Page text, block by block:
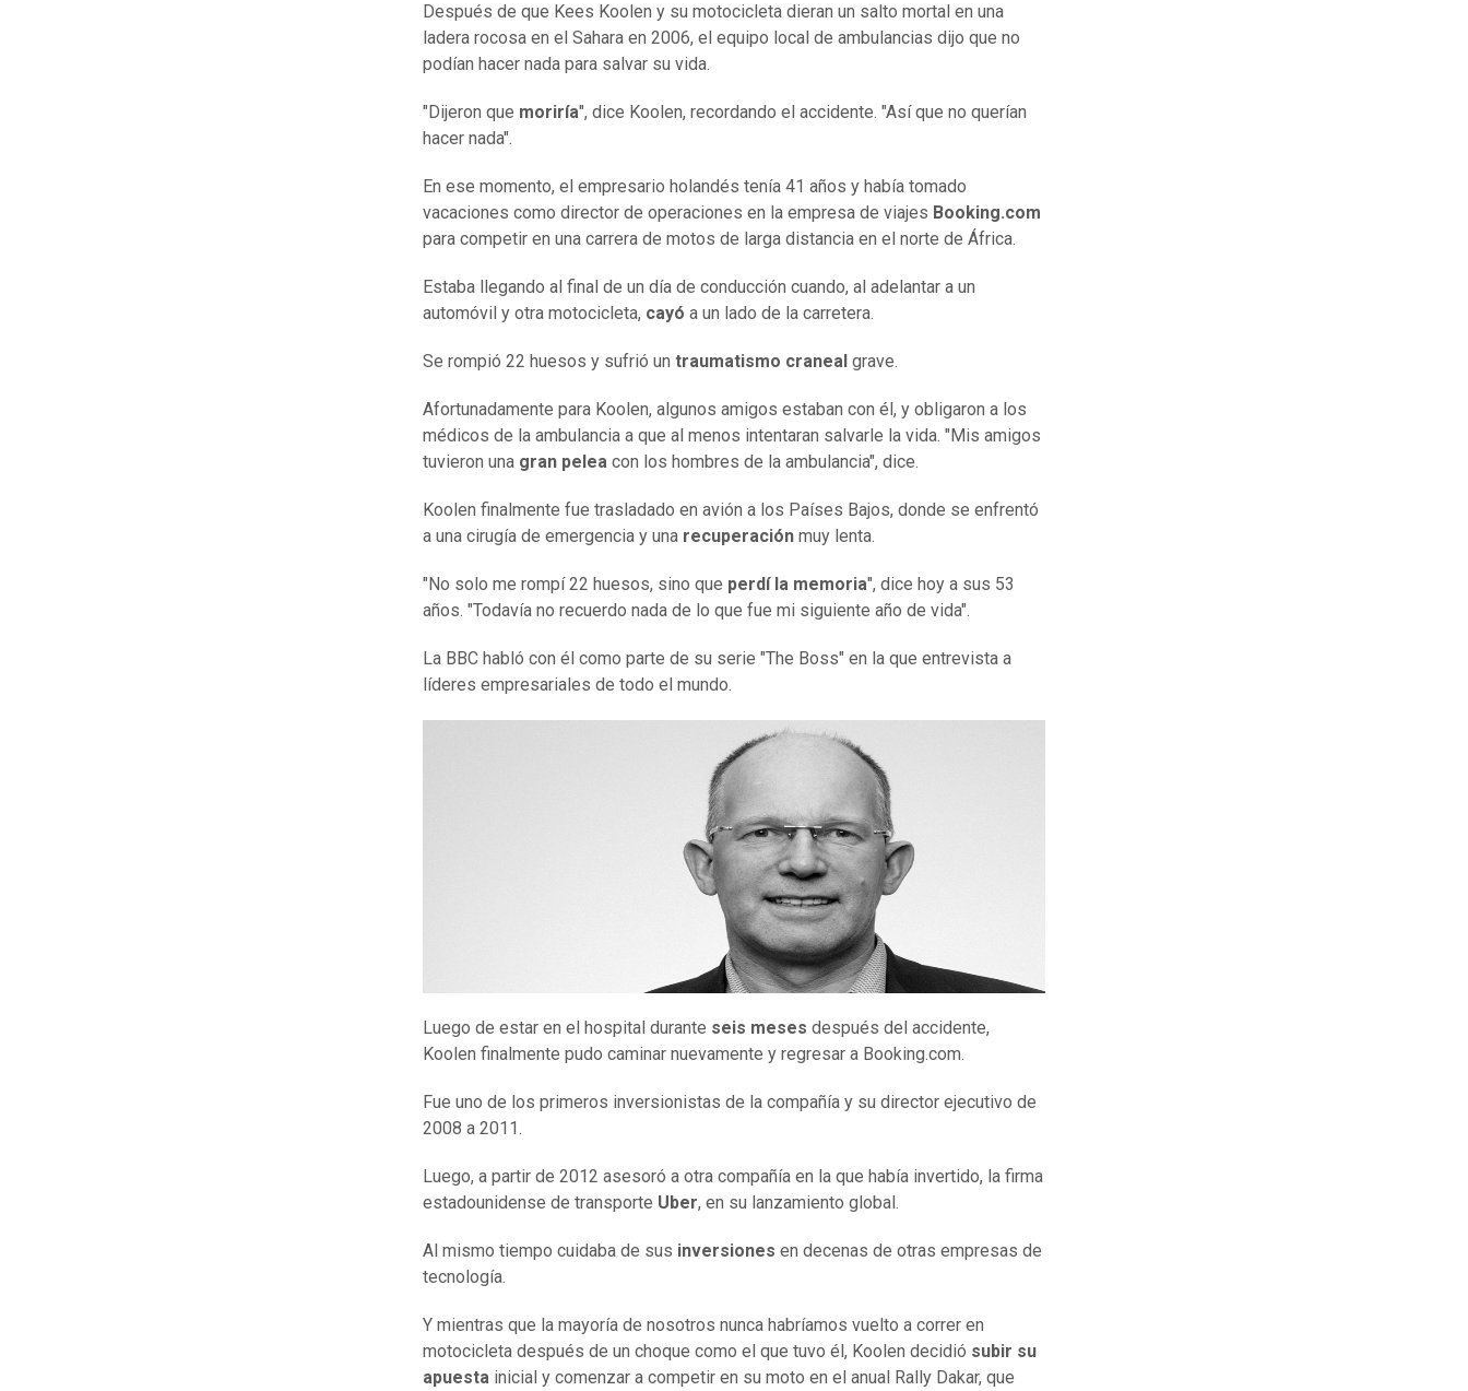
Después de que Kees Koolen y su motocicleta dieran un salto mortal en una
ladera rocosa en el Sahara en 2006, el equipo local de ambulancias dijo que no
podían hacer nada para salvar su vida.
"Dijeron que moriría", dice Koolen, recordando el accidente. "Así que no querían
hacer nada".
En ese momento, el empresario holandés tenía 41 años y había tomado
vacaciones como director de operaciones en la empresa de viajes Booking.com
para competir en una carrera de motos de larga distancia en el norte de África.
Estaba llegando al final de un día de conducción cuando, al adelantar a un
automóvil y otra motocicleta, cayó a un lado de la carretera.
Se rompió 22 huesos y sufrió un traumatismo craneal grave.
Afortunadamente para Koolen, algunos amigos estaban con él, y obligaron a los
médicos de la ambulancia a que al menos intentaran salvarle la vida. "Mis amigos
tuvieron una gran pelea con los hombres de la ambulancia", dice.
Koolen finalmente fue trasladado en avión a los Países Bajos, donde se enfrentó
a una cirugía de emergencia y una recuperación muy lenta.
"No solo me rompí 22 huesos, sino que perdí la memoria", dice hoy a sus 53
años. "Todavía no recuerdo nada de lo que fue mi siguiente año de vida".
La BBC habló con él como parte de su serie "The Boss" en la que entrevista a
líderes empresariales de todo el mundo.
Luego de estar en el hospital durante seis meses después del accidente,
Koolen finalmente pudo caminar nuevamente y regresar a Booking.com.
Fue uno de los primeros inversionistas de la compañía y su director ejecutivo de
2008 a 2011.
Luego, a partir de 2012 asesoró a otra compañía en la que había invertido, la firma
estadounidense de transporte Uber, en su lanzamiento global.
Al mismo tiempo cuidaba de sus inversiones en decenas de otras empresas de
tecnología.
Y mientras que la mayoría de nosotros nunca habríamos vuelto a correr en
motocicleta después de un choque como el que tuvo él, Koolen decidió subir su
apuesta inicial y comenzar a competir en su moto en el anual Rally Dakar, que